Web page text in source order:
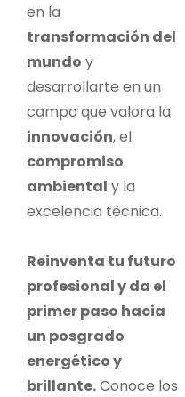
en la
transformación del
mundo y
desarrollarte en un
campo que valora la
innovación, el
compromiso
ambiental y la
excelencia técnica.
Reinventa tu futuro
profesional y da el
primer paso hacia
un posgrado
energético y
brillante.Conoce los